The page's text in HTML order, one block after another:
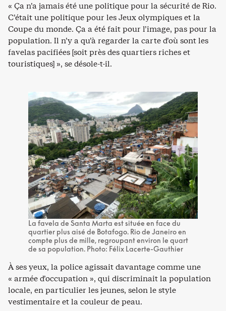
« Ça n’a jamais été une politique pour la sécurité de Rio.
C’était une politique pour les Jeux olympiques et la
Coupe du monde. Ça a été fait pour l’image, pas pour la
population. Il n’y a qu’à regarder la carte d’où sont les
favelas pacifiées [soit près des quartiers riches et
touristiques] », se désole-t-il.
La favela de Santa Marta est située en face du
quartier plus aisé de Botafogo. Rio de Janeiro en
compte plus de mille, regroupant environ le quart
de sa population. Photo: Félix Lacerte-Gauthier
À ses yeux, la police agissait davantage comme une
« armée d’occupation », qui discriminait la population
locale, en particulier les jeunes, selon le style
vestimentaire et la couleur de peau.